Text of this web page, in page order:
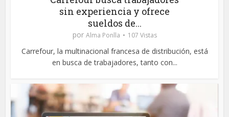
sin experiencia y ofrece
sueldos de...
por Alma Ponlla 107 Vistas
Carrefour, la multinacional francesa de distribución, está
en busca de trabajadores, tanto con...